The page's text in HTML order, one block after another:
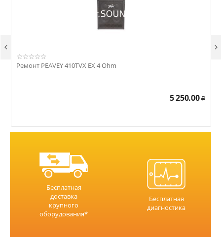
Ремонт PEAVEY 410TVX EX 4 Ohm
5 250.00 Р
 
Бесплатная
доставка
крупного
оборудования*
Бесплатная
диагностика